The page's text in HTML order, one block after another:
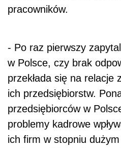
pracowników.
- Po raz pierwszy
w Polsce, czy brak
przekłada się na relacje
ich przedsiębiorstw.
przedsiębiorców w
problemy kadrowe
ich firm w stopniu